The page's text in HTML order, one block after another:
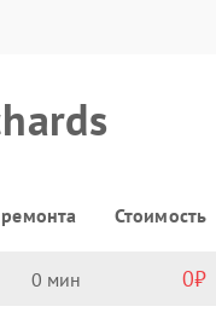
Стоимость
0 0